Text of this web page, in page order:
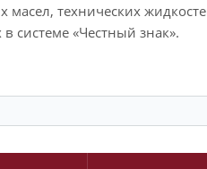
технических
системе «Честный знак».